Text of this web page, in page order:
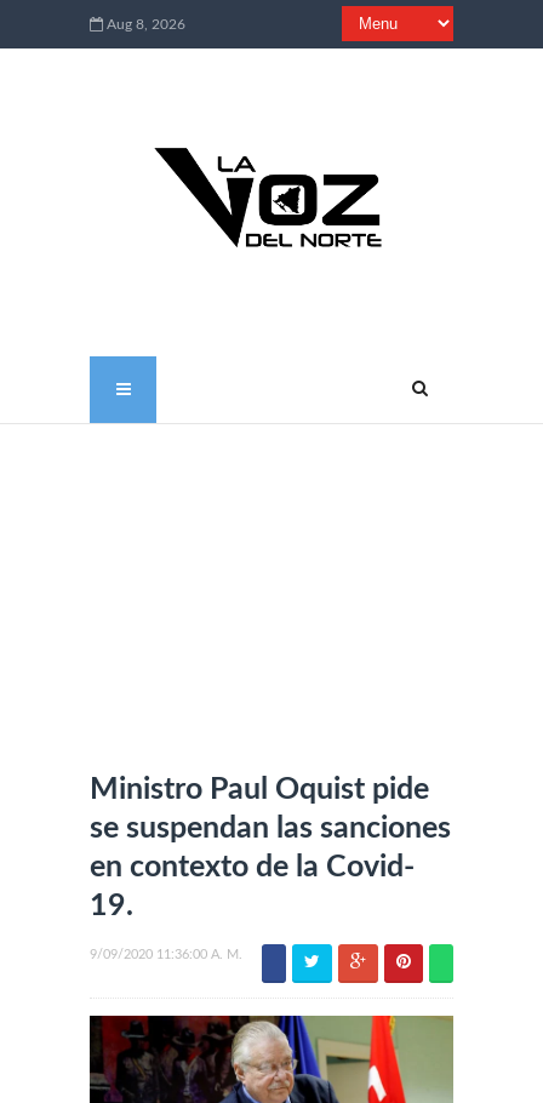
Aug 8, 2026
Ministro Paul Oquist pide
se suspendan las sanciones
en contexto de la Covid-
19.
9/09/2020 11:36:00 A. M.